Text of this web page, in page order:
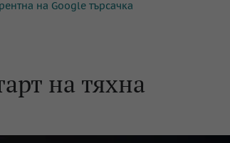
За нас Реклама
на Google търсачка
на тяхна